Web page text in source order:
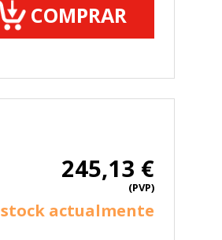
COMPRAR
245,13 €
(PVP)
stock actualmente